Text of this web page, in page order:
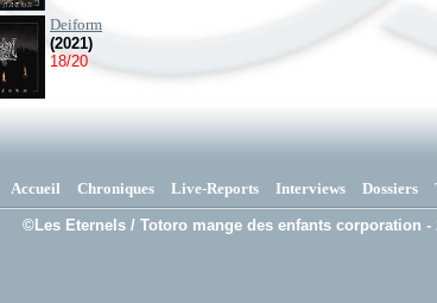
Deiform
(2021)
18/20
Accueil Chroniques Live-Reports Interviews Dossiers
©Les Eternels / Totoro mange des enfants corporation -